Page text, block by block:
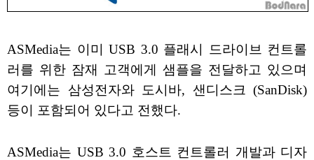
ASMedia는 이미 USB 3.0 플래시 드라이브 컨트롤
러를 위한 잠재 고객에게 샘플을 전달하고 있으며
여기에는 삼성전자와 도시바, 샌디스크 (SanDisk)
등이 포함되어 있다고 전했다.
ASMedia는 USB 3.0 호스트 컨트롤러 개발과 디자